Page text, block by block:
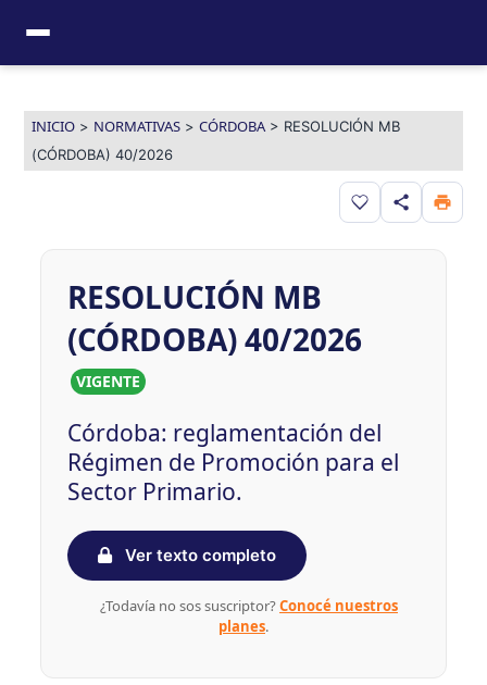
contenido
INICIO> NORMATIVAS> CÓRDOBA> RESOLUCIÓN MB
(CÓRDOBA) 40/2026
Guardar en
RESOLUCIÓN MB
(CÓRDOBA) 40/2026
VIGENTE
Córdoba: reglamentación del
Régimen de Promoción para el
Sector Primario.
Ver texto completo
¿Todavía no sos suscriptor?Conocé nuestros
planes.